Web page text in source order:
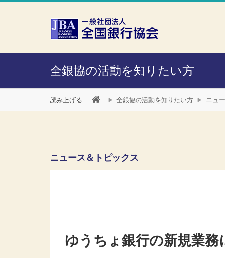
本文へスキップ
障がい者向け相談窓口
全銀協の活動を知りたい方
読み上げる 全銀協の活動を知りたい方 ニュ
ニュース＆トピックス
ゆうちょ銀行の新規業